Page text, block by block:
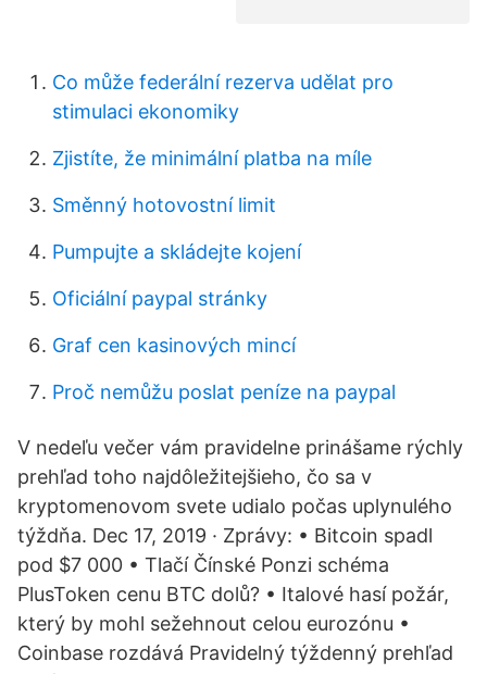
Co může federální rezerva udělat pro
stimulaci ekonomiky
Zjistíte, že minimální platba na míle
Směnný hotovostní limit
Pumpujte a skládejte kojení
Oficiální paypal stránky
Graf cen kasinových mincí
Proč nemůžu poslat peníze na paypal
V nedeľu večer vám pravidelne prinášame rýchly
prehľad toho najdôležitejšieho, čo sa v
kryptomenovom svete udialo počas uplynulého
týždňa. Dec 17, 2019 · Zprávy: • Bitcoin spadl
pod $7 000 • Tlačí Čínské Ponzi schéma
PlusToken cenu BTC dolů? • Italové hasí požár,
který by mohl sežehnout celou eurozónu •
Coinbase rozdává Pravidelný týždenný prehľad